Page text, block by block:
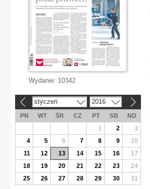
Wydanie: 10342
styczeń 2016
PN WT ŚR CZ PT SB
ND
1
2
3
4
5 6 7 8 9
10
11
12 13 14 15 16
17
18
19 20 21 22 23
24
25
26 27 28 29 30 31